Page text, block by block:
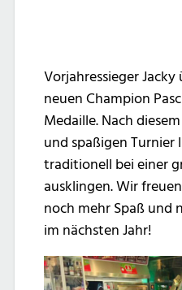
Vorjahressieger
neuen Champion
Medaille. Nach
und spaßigen
traditionell bei einer
ausklingen. Wir
noch mehr Spaß und
im nächsten Jahr!